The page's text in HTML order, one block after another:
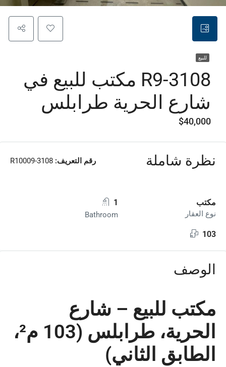
للبيع
R9-3108 مكتب للبيع في
شارع الحرية طرابلس
$40,000
نظرة شاملة رقم التعريف:
مكتب
نوع العقار
1
Bathroom
103
الوصف
مكتب للبيع – شارع
الحرية، طرابلس (103 م²،
الطابق الثاني)